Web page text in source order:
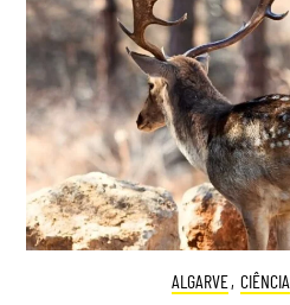
ALGARVE, CIÊNCIA